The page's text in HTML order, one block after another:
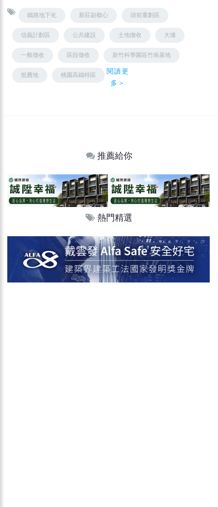
鐵路地下化 新莊副都心 頭前重劃區
信義計劃區 公共建設 土地徵收 大埔
一般徵收 區段徵收 新竹科學園區竹南基地
抵費地 桃園高鐵特區
閱讀更
多＞
推薦給你
熱門精選